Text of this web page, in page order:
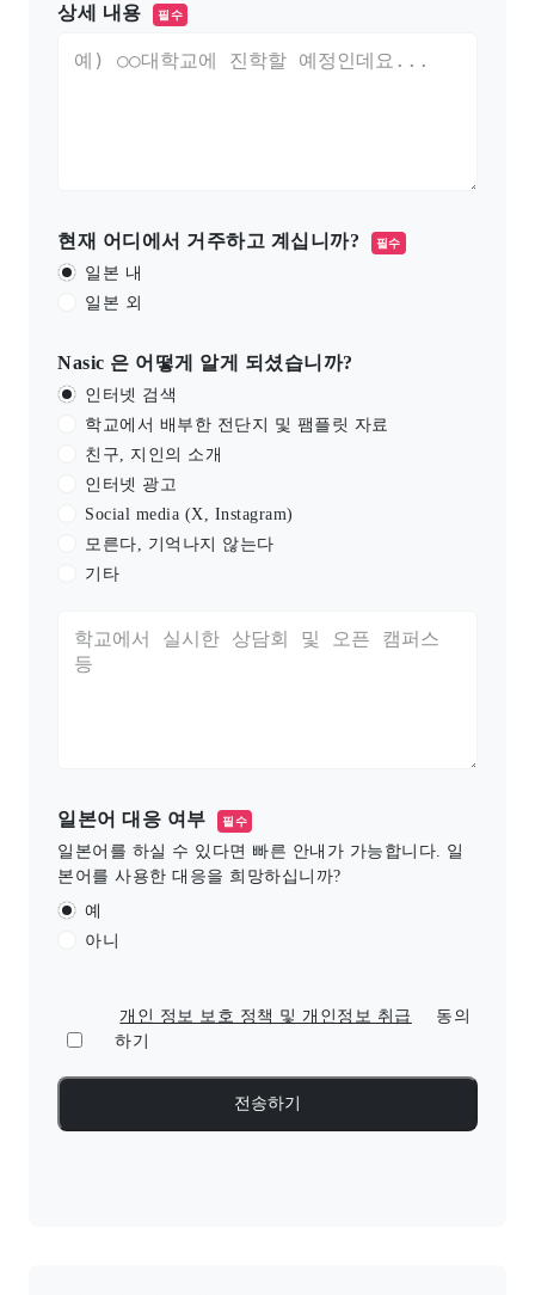
상세 내용 필수
현재 어디에서 거주하고 계십니까? 필수
일본 내
일본 외
Nasic 은 어떻게 알게 되셨습니까?
인터넷 검색
학교에서 배부한 전단지 및 팸플릿 자료
친구, 지인의 소개
인터넷 광고
Social media (X, Instagram)
모른다, 기억나지 않는다
기타
일본어 대응 여부 필수
일본어를 하실 수 있다면 빠른 안내가 가능합니다. 일
본어를 사용한 대응을 희망하십니까?
예
아니
개인 정보 보호 정책 및 개인정보 취급
동의
하기